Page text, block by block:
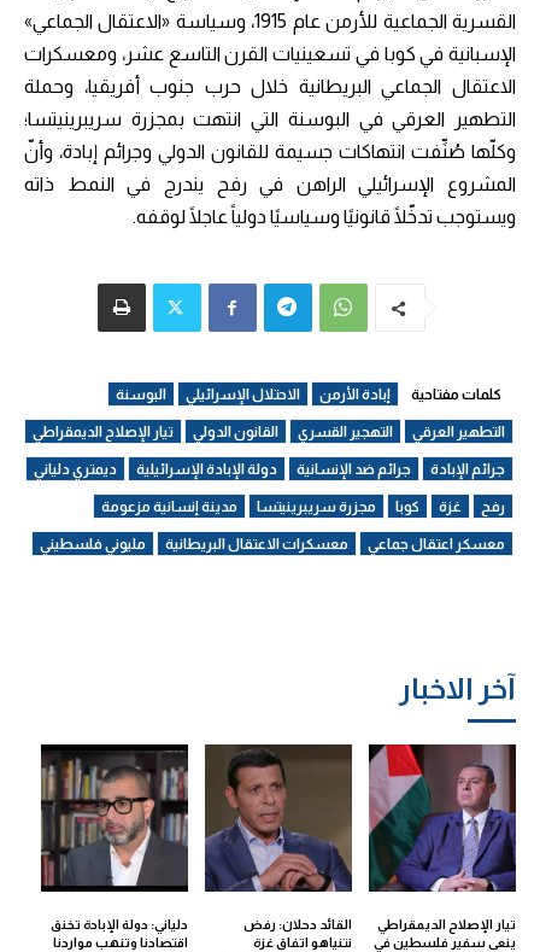
آخر الاخبار
تيار الإصلاح الديمقراطي
ينعى سفير فلسطين في
القائد دحلان: رفض
نتنياهو اتفاق غزة
دلياني: دولة الإبادة تخنق
اقتصادنا وتنهب مواردنا
القسرية الجماعية للأرمن عام 1915، وسياسة «الاعتقال الجماعي»
الإسبانية في كوبا في تسعينيات القرن التاسع عشر، ومعسكرات
الاعتقال الجماعي البريطانية خلال حرب جنوب أفريقيا، وحملة
التطهير العرقي في البوسنة التي انتهت بمجزرة سريبرينيتسا؛
وكلّها صُنِّفت انتهاكات جسيمة للقانون الدولي وجرائم إبادة، وأنّ
المشروع الإسرائيلي الراهن في رفح يندرج في النمط ذاته
ويستوجب تدخّلًا قانونيًا وسياسيًا دولياً عاجلًا لوقفه.
كلمات مفتاحية إبادة الأرمن الاحتلال الإسرائيلي البوسنة
التطهير العرقي التهجير القسري القانون الدولي تيار الإصلاح الديمقراطي
جرائم الإبادة جرائم ضد الإنسانية دولة الإبادة الإسرائيلية ديمتري دلياني
رفح غزة كوبا مجزرة سريبرينيتسا مدينة إنسانية مزعومة
معسكر اعتقال جماعي معسكرات الاعتقال البريطانية مليوني فلسطيني